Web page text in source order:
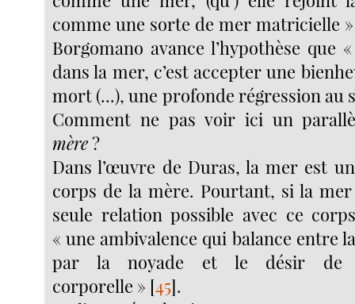
comme une sorte de mer matricielle »
Borgomano avance l’hypothèse
dans la mer, c’est accepter une
mort (...), une profonde régression au
Comment ne pas voir ici un
mère?
Dans l’œuvre de Duras, la mer est
corps de la mère. Pourtant, si la
seule relation possible avec ce
« une ambivalence qui balance entre
par la noyade et le désir de
corporelle » [45].